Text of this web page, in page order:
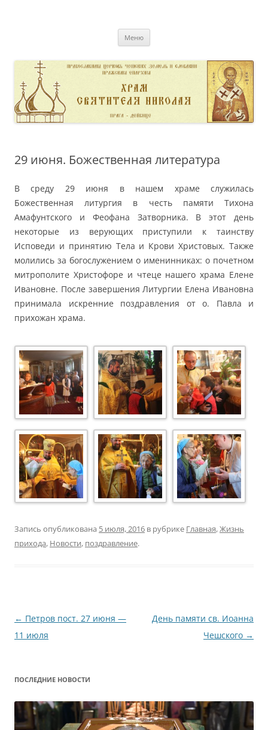
Меню
29 июня. Божественная литература
В среду 29 июня в нашем храме служилась
Божественная литургия в честь памяти Тихона
Амафунтского и Феофана Затворника. В этот день
некоторые из верующих приступили к таинству
Исповеди и принятию Тела и Крови Христовых. Также
молились за богослужением о именинниках: о почетном
митрополите Христофоре и чтеце нашего храма Елене
Ивановне. После завершения Литургии Елена Ивановна
принимала искренние поздравления от о. Павла и
прихожан храма.
Запись опубликована 5 июля, 2016 в рубрике Главная,Жизнь
прихода, Новости, поздравление.
Навигация
по
← Петров пост. 27 июня —
11 июля
День памяти св. Иоанна
Чешского →
ПОСЛЕДНИЕ НОВОСТИ